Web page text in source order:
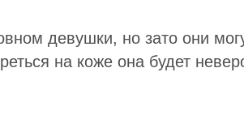
девушки, но зато они
на коже она будет